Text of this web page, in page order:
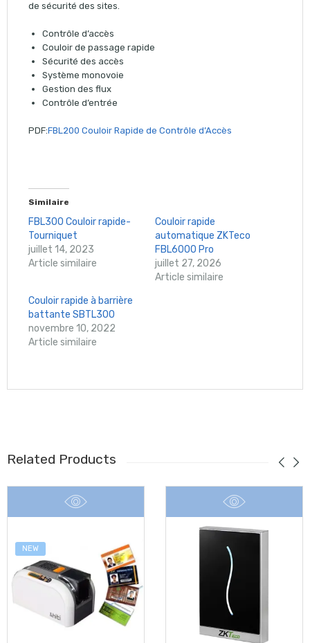
de sécurité des sites.
Contrôle d’accès
Couloir de passage rapide
Sécurité des accès
Système monovoie
Gestion des flux
Contrôle d’entrée
PDF:FBL200 Couloir Rapide de Contrôle d’Accès
Similaire
FBL300 Couloir rapide-
Tourniquet
juillet 14, 2023
Article similaire
Couloir rapide
automatique ZKTeco
FBL6000 Pro
juillet 27, 2026
Article similaire
Couloir rapide à barrière
battante SBTL300
novembre 10, 2022
Article similaire
Related Products
NEW